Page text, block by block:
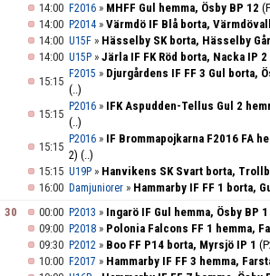
14:00 F2016 » MHFF Gul hemma, Ösby BP 12
14:00 P2014 » Värmdö IF Blå borta,
14:00 U15F » Hässelby SK borta, Hässelby
14:00 U15P » Järla IF FK Röd borta, Nacka IP 2
15:15
F2015 » Djurgårdens IF FF 3 Gul borta,
(..)
15:15
P2016 » IFK Aspudden-Tellus Gul 2
(..)
15:15
P2016 » IF Brommapojkarna F2016 FA
2) (..)
15:15 U19P » Hanvikens SK Svart borta,
16:00 Damjuniorer » Hammarby IF FF 1 borta,
30
00:00 P2013 » Ingarö IF Gul hemma, Ösby BP 1
09:00 P2018 » Polonia Falcons FF 1 hemma,
09:30 P2012 » Boo FF P14 borta, Myrsjö IP 1
10:00 F2017 » Hammarby IF FF 3 hemma,